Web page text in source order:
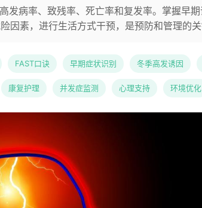
发病率、致残率、死亡率和复发率。掌握早
因素，进行生活方式干预，是预防和管理的关
FAST口诀 早期症状识别 冬季高发诱因
康复护理 并发症监测 心理支持 环境优化